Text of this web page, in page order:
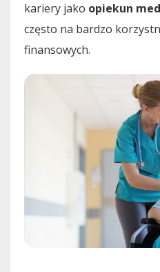
kariery jako opiekun
często na bardzo
finansowych.